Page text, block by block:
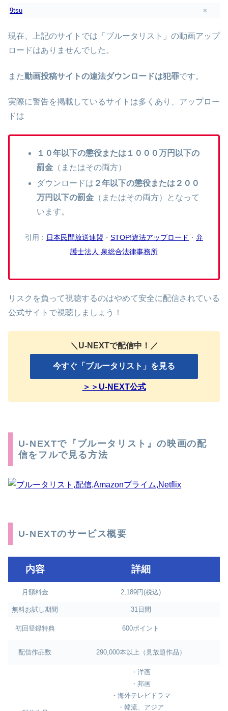
9tsu
×
現在、上記のサイトでは「ブルータリスト」の動画アップ
ロードはありませんでした。
また動画投稿サイトの違法ダウンロードは犯罪です。
実際に警告を掲載しているサイトは多くあり、アップロー
ドは
１０年以下の懲役または１０００万円以下の
罰金 （またはその両方）
ダウンロードは ２年以下の懲役または２００
万円以下の罰金 （またはその両方）となって
います。
引用： 日本民間放送連盟 ・ STOP!違法アップロード ・ 弁
護士法人 泉総合法律事務所
リスクを負って視聴するのはやめて安全に配信されている
公式サイトで視聴しましょう！
＼U-NEXTで配信中！／
今すぐ「ブルータリスト」を見る
＞＞U-NEXT公式
U-NEXTで『ブルータリスト』の映画の配
信をフルで見る方法
U-NEXTのサービス概要
内容 詳細
月額料金 2,189円(税込)
無料お試し期間 31日間
初回登録特典 600ポイント
配信作品数 290,000本以上（見放題作品）
・洋画
・邦画
・海外テレビドラマ
・韓流、アジア